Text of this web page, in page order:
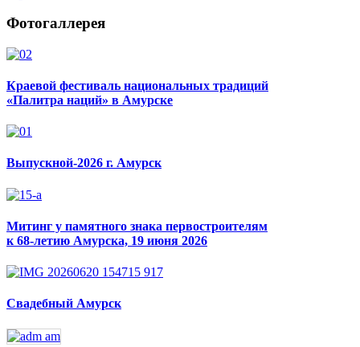
Фотогаллерея
Краевой фестиваль национальных традиций
«Палитра наций» в Амурске
Выпускной-2026 г. Амурск
Митинг у памятного знака первостроителям
к 68-летию Амурска, 19 июня 2026
Свадебный Амурск